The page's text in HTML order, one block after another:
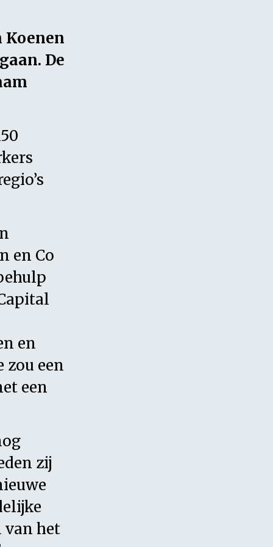
Koenen
De
en Co
en
zou een
een
zij
van het